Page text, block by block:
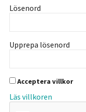
Lösenord
Upprepa lösenord
Acceptera villkor
Läs villkoren